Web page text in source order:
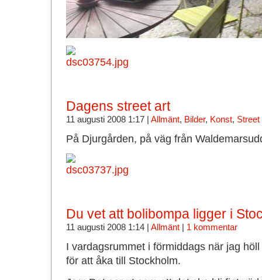
Dagens street art
11 augusti 2008 1:17 | Allmänt, Bilder, Konst, Street
På Djurgården, på väg från
Du vet att bolibompa ligger i
11 augusti 2008 1:14 | Allmänt| 1 kommentar
I vardagsrummet i förmiddags när jag
för att åka till Stockholm.